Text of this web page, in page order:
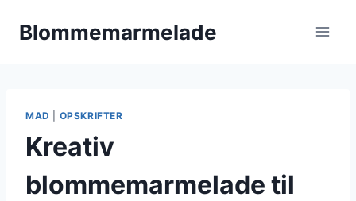
Blommemarmelade
MAD OPSKRIFTER
Kreativ
blommemarmelade til